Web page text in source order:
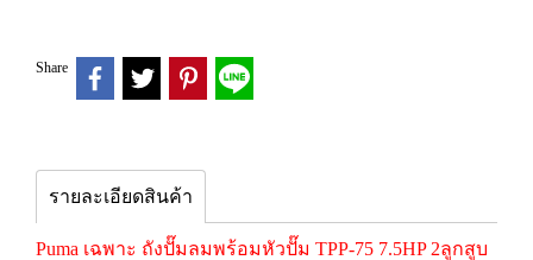
Share
รายละเอียดสินค้า
Puma เฉพาะ ถังปั๊มลมพร้อมหัวปั๊ม TPP-75 7.5HP 2ลูกสูบ